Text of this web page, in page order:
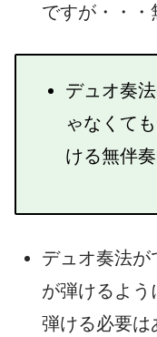
ですが・・・
デュオ奏
ゃなくて
ける無伴
デュオ奏法
が弾けるよう
弾ける必要は